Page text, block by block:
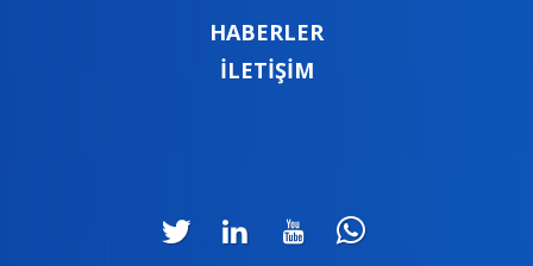
HABERLER
İLETİŞİM